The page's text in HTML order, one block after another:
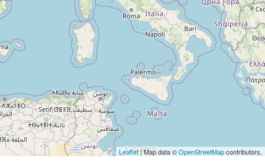
Leaflet| Map data ©OpenStreetMapcontributors,